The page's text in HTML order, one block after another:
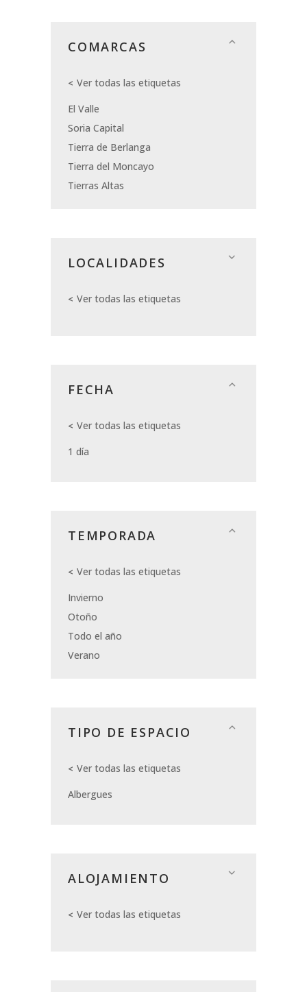
COMARCAS
Ver todas las etiquetas
El Valle
Soria Capital
Tierra de Berlanga
Tierra del Moncayo
Tierras Altas
LOCALIDADES
Ver todas las etiquetas
FECHA
Ver todas las etiquetas
1 día
TEMPORADA
Ver todas las etiquetas
Invierno
Otoño
Todo el año
Verano
TIPO DE ESPACIO
Ver todas las etiquetas
Albergues
ALOJAMIENTO
Ver todas las etiquetas